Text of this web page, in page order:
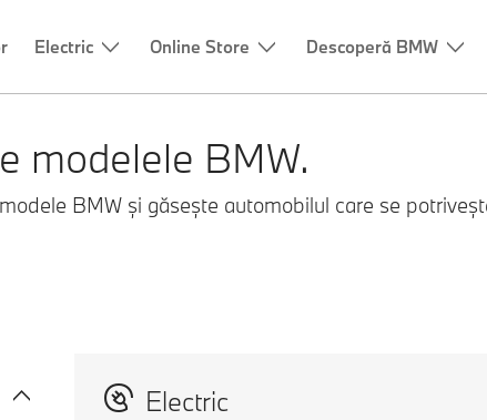
Electric Online Store Descoperă BMW
modelele BMW.
BMW și găsește automobilul care se
Electric